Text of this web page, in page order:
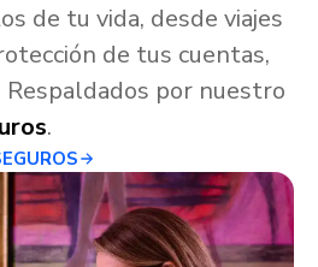
de tu vida, desde viajes
de tus cuentas,
por nuestro
.